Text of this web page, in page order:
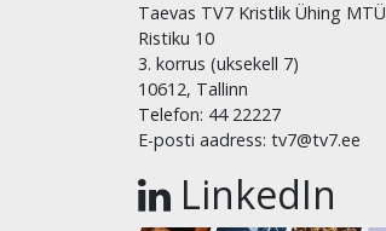
Taevas TV7 Kristlik Ühing MTÜ
Ristiku 10
3. korrus (uksekell 7)
10612, Tallinn
Telefon: 44 22227
E-posti aadress: tv7@tv7.ee
LinkedIn